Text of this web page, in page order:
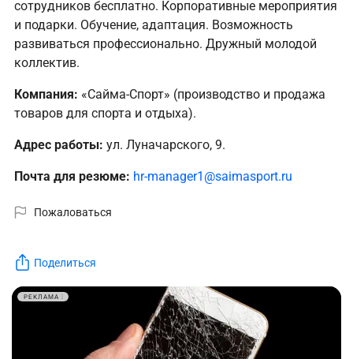
сотрудников бесплатно. Корпоративные мероприятия
и подарки. Обучение, адаптация. Возможность
развиваться профессионально. Дружный молодой
коллектив.
Компания: «Сайма-Спорт» (производство и продажа
товаров для спорта и отдыха).
Адрес работы: ул. Луначарского, 9.
Почта для резюме: hr-manager1@saimasport.ru
Пожаловаться
Поделиться
РЕКЛАМА